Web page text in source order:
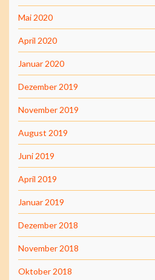
Mai 2020
April 2020
Januar 2020
Dezember 2019
November 2019
August 2019
Juni 2019
April 2019
Januar 2019
Dezember 2018
November 2018
Oktober 2018